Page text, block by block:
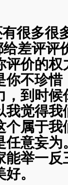
很多很
差评评
评价的
你不珍惜
，到时
我觉得
个属于
任意妄为
能举一反
。